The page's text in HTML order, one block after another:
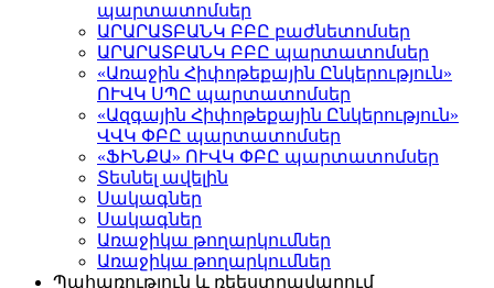
պարտատոմսեր
ԱՐԱՐԱՏԲԱՆԿ ԲԲԸ բաժնետոմսեր
ԱՐԱՐԱՏԲԱՆԿ ԲԲԸ պարտատոմսեր
«Առաջին Հիփոթեքային Ընկերություն»
ՈՒՎԿ ՍՊԸ պարտատոմսեր
«Ազգային Հիփոթեքային Ընկերություն»
ՎՎԿ ՓԲԸ պարտատոմսեր
«ՖԻՆՔԱ» ՈՒՎԿ ՓԲԸ պարտատոմսեր
Տեսնել ավելին
Սակագներ
Սակագներ
Առաջիկա թողարկումներ
Առաջիկա թողարկումներ
Պահառություն և ռեեստրավարում